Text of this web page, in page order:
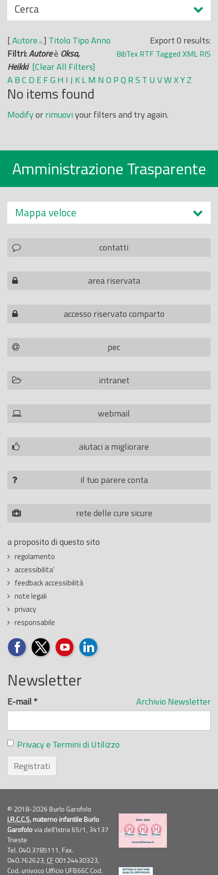
N
a
s
c
o
n
d
i
Cerca
Export 0 results:
BibTex RTF Tagged XML RIS
[Autore ] Titolo TipoAnno
Filtri:Autoreè Oksa,
Heikki [Clear All Filters]
ABC D EFG H IJ KLM N O PQ RS T U VWXYZ
No items found
Modifyorrimuoviyour filters and try again.
Amministrazione Trasparente
Mappa veloce
contatti
area riservata
accesso riservato comparto
pec
intranet
webmail
aiutaci a migliorare
il tuo parere conta
rete delle cure sicure
a proposito di questo sito
regolamento
accessibilita'
feedback accessibilità
note legali
privacy
responsabile
Newsletter
Archivio Newsletter
E-mail *
Privacy e Termini di Utilizzo
Registrati
© 2018-2026 Burlo Garofolo
I.R.C.C.S.materno infantile Burlo
Garofolovia dell'Istria 65/1, 34137
Trieste
Tel. 040.3785111, Fax.
040.762623, CF00124430323,
Cod. univoco Ufficio UFB66C Cod.